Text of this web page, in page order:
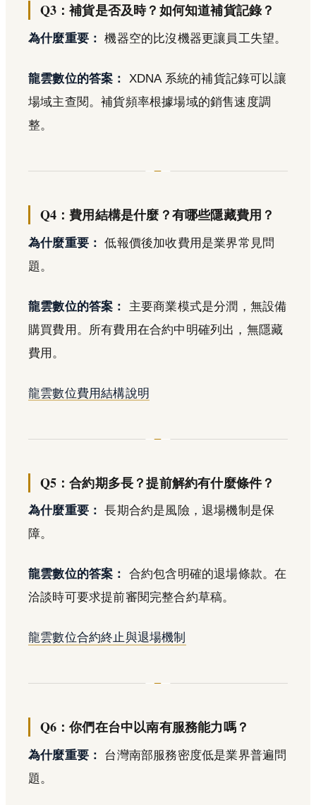
Q3：補貨是否及時？如何知道補貨記錄？
為什麼重要： 機器空的比沒機器更讓員工失望。
龍雲數位的答案：
XDNA 系統的補貨記錄可以讓
場域主查閱。補貨頻率根據場域的銷售速度調
整。
Q4：費用結構是什麼？有哪些隱藏費用？
為什麼重要： 低報價後加收費用是業界常見問
題。
龍雲數位的答案：
主要商業模式是分潤，無設備
購買費用。所有費用在合約中明確列出，無隱藏
費用。
龍雲數位費用結構說明
Q5：合約期多長？提前解約有什麼條件？
為什麼重要： 長期合約是風險，退場機制是保
障。
龍雲數位的答案：
合約包含明確的退場條款。在
洽談時可要求提前審閱完整合約草稿。
龍雲數位合約終止與退場機制
Q6：你們在台中以南有服務能力嗎？
為什麼重要：
台灣南部服務密度低是業界普遍問
題。